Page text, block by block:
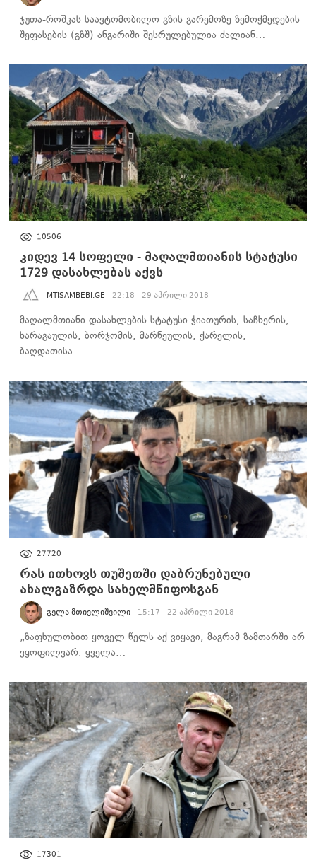
ჯუთა-როშკას საავტომობილო გზის გარემოზე ზემოქმედების
შეფასების (გზშ) ანგარიში შესრულებულია ძალიან…
10506
კიდევ 14 სოფელი - მაღალმთიანის სტატუსი
1729 დასახლებას აქვს
MTISAMBEBI.GE - 22:18 - 29 აპრილი 2018
მაღალმთიანი დასახლების სტატუსი ჭიათურის, საჩხერის,
ხარაგაულის, ბორჯომის, მარნეულის, ქარელის,
ბაღდათისა…
27720
რას ითხოვს თუშეთში დაბრუნებული
ახალგაზრდა სახელმწიფოსგან
ᲒᲔᲚᲐ ᲛᲗᲘᲕᲚᲘᲨᲕᲘᲚᲘ - 15:17 - 22 აპრილი 2018
„ზაფხულობით ყოველ წელს აქ ვიყავი, მაგრამ ზამთარში არ
ვყოფილვარ. ყველა…
17301